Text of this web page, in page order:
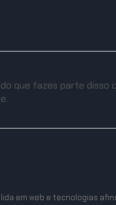
que fazes parte disso
em web e tecnologias